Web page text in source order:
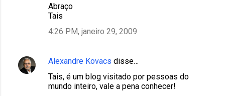
Abraço
Tais
4:26 PM, janeiro 29, 2009
Alexandre Kovacs disse…
Tais, é um blog visitado por pessoas do
mundo inteiro, vale a pena conhecer!